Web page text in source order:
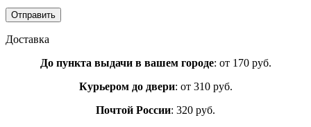
Доставка
До пункта выдачи в вашем городе: от 170 руб.
Курьером до двери: от 310 руб.
Почтой России: 320 руб.